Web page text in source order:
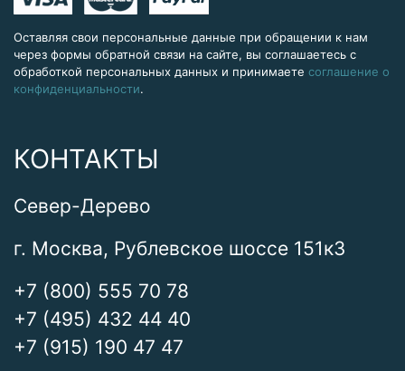
Оставляя свои персональные данные при обращении к нам
через формы обратной связи на сайте, вы соглашаетесь с
обработкой персональных данных и принимаете соглашение о
конфиденциальности.
КОНТАКТЫ
Север-Дерево
г. Москва, Рублевское шоссе 151к3
+7 (800) 555 70 78
+7 (495) 432 44 40
+7 (915) 190 47 47